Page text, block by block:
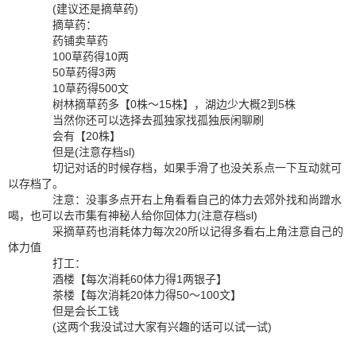
(建议还是摘草药)
摘草药：
药铺卖草药
100草药得10两
50草药得3两
10草药得500文
树林摘草药多【0株～15株】，湖边少大概2到5株
当然你还可以选择去孤独家找孤独辰闲聊刷
会有【20株】
但是(注意存档sl)
切记对话的时候存档，如果手滑了也没关系点一下互动就可
以存档了。
注意：没事多点开右上角看看自己的体力去郊外找和尚蹭水
喝，也可以去市集有神秘人给你回体力(注意存档sl)
采摘草药也消耗体力每次20所以记得多看右上角注意自己的
体力值
打工：
酒楼【每次消耗60体力得1两银子】
茶楼【每次消耗20体力得50～100文】
但是会长工钱
(这两个我没试过大家有兴趣的话可以试一试)